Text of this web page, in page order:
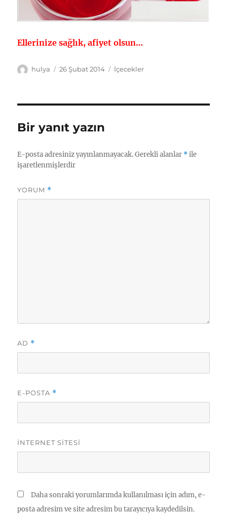
Ellerinize sağlık, afiyet olsun…
Yazar
hulya
Yayın
26 Şubat 2014 Kategoriler
İçecekler
Bir yanıt yazın
E-posta adresiniz yayınlanmayacak. Gerekli alanlar *ile
işaretlenmişlerdir
YORUM *
AD *
E-POSTA *
İNTERNET SITESI
Daha sonraki yorumlarımda kullanılması için adım, e-
posta adresim ve site adresim bu tarayıcıya kaydedilsin.